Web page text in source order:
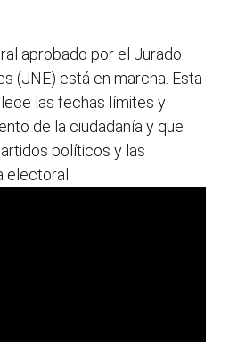
aprobado por el Jurado
(JNE) está en marcha. Esta
las fechas límites y
de la ciudadanía y que
políticos y las